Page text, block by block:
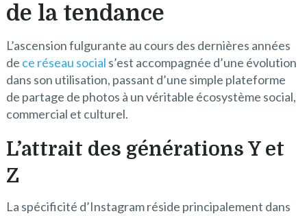
de la tendance
L’ascension fulgurante au cours des dernières années
de ce réseau social s’est accompagnée d’une évolution
dans son utilisation, passant d’une simple plateforme
de partage de photos à un véritable écosystème social,
commercial et culturel.
L’attrait des générations Y et
Z
La spécificité d’Instagram réside principalement dans